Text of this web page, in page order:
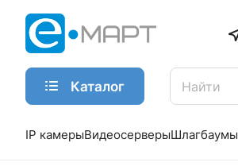
Каталог
IP камерыВидеосерверыШлагбаумы